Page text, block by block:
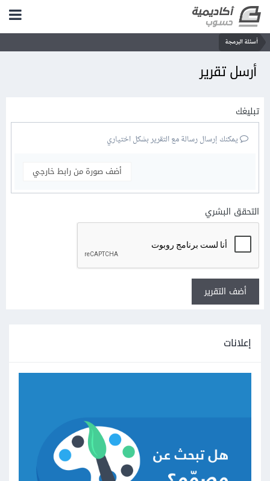
أسئلة البرمجة
أرسل تقرير
تبليغك
يمكنك إرسال رسالة مع التقرير بشكل اختياري
أضف صورة من رابط خارجي
التحقق البشري
أضف التقرير
إعلانات